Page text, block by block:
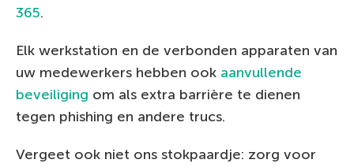
365.
Elk werkstation en de verbonden apparaten van
uw medewerkers hebben ook aanvullende
beveiliging om als extra barrière te dienen
tegen phishing en andere trucs.
Vergeet ook niet ons stokpaardje: zorg voor